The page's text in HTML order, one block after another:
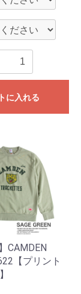
に入れる
CAMDEN
【プリント